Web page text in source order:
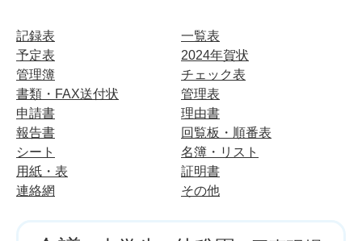
記録表
一覧表
予定表
2024年賀状
管理簿
チェック表
書類・FAX送付状
管理表
申請書
理由書
報告書
回覧板・順番表
シート
名簿・リスト
用紙・表
証明書
連絡網
その他